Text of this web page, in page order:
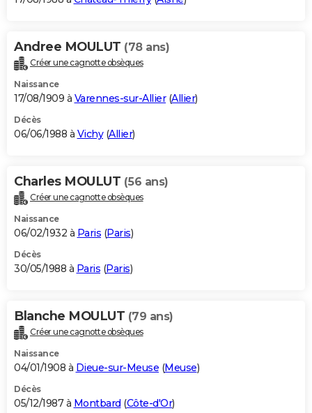
Andree MOULUT (78 ans)
Créer une cagnotte obsèques
Naissance
17/08/1909 à Varennes-sur-Allier(Allier)
Décès
06/06/1988 à Vichy(Allier)
Charles MOULUT (56 ans)
Créer une cagnotte obsèques
Naissance
06/02/1932 à Paris (Paris)
Décès
30/05/1988 à Paris (Paris)
Blanche MOULUT (79 ans)
Créer une cagnotte obsèques
Naissance
04/01/1908 à Dieue-sur-Meuse (Meuse)
Décès
05/12/1987 à Montbard (Côte-d'Or)